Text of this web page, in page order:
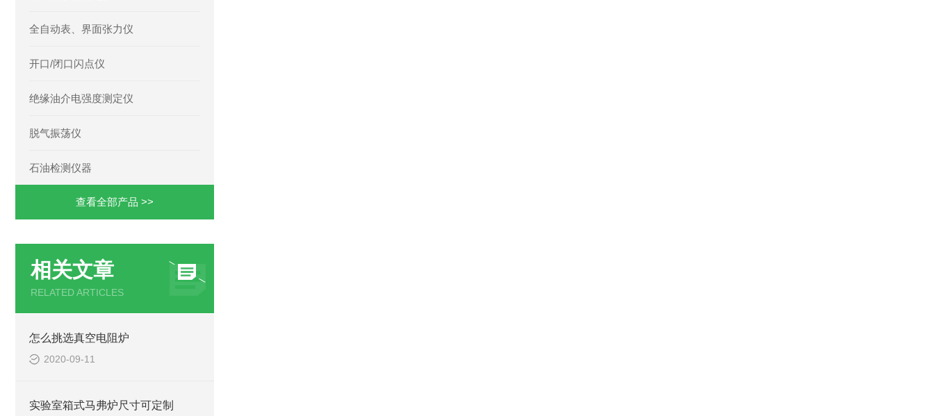
全自动表、界面张力仪
开口/闭口闪点仪
绝缘油介电强度测定仪
脱气振荡仪
石油检测仪器
查看全部产品 >>
相关文章
RELATED ARTICLES
怎么挑选真空电阻炉
2020-09-11
实验室箱式马弗炉尺寸可定制